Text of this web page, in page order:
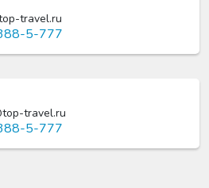
travel.ru
5-777
travel.ru
5-777